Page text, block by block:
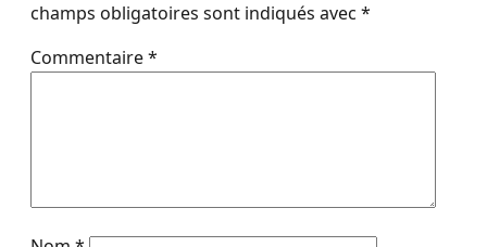
champs obligatoires sont indiqués avec *
Commentaire*